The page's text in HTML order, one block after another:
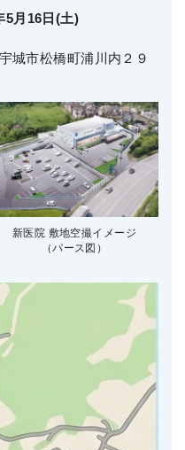
5月16日(土)
城市松橋町浦川内２９
新医院 敷地空撮イメージ
（パース図）